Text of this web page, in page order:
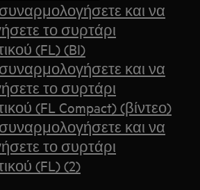
και να
το συρτάρι
(FL) (BI)
και να
το συρτάρι
(FL Compact) (βίντεο)
και να
το συρτάρι
(FL) (2)